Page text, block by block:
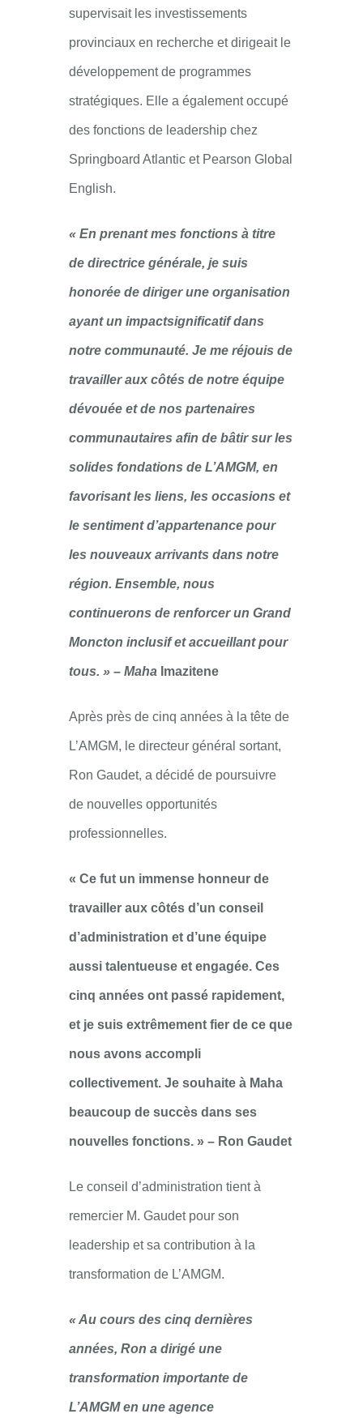
supervisait les investissements
provinciaux en recherche et dirigeait le
développement de programmes
stratégiques. Elle a également occupé
des fonctions de leadership chez
Springboard Atlantic et Pearson Global
English.
« En prenant mes fonctions à titre
de directrice générale, je suis
honorée de diriger une organisation
ayant un impactsignificatif dans
notre communauté. Je me réjouis de
travailler aux côtés de notre équipe
dévouée et de nos partenaires
communautaires afin de bâtir sur les
solides fondations de L’AMGM, en
favorisant les liens, les occasions et
le sentiment d’appartenance pour
les nouveaux arrivants dans notre
région. Ensemble, nous
continuerons de renforcer un Grand
Moncton inclusif et accueillant pour
tous. » – Maha Imazitene
Après près de cinq années à la tête de
L’AMGM, le directeur général sortant,
Ron Gaudet, a décidé de poursuivre
de nouvelles opportunités
professionnelles.
« Ce fut un immense honneur de
travailler aux côtés d’un conseil
d’administration et d’une équipe
aussi talentueuse et engagée. Ces
cinq années ont passé rapidement,
et je suis extrêmement fier de ce que
nous avons accompli
collectivement. Je souhaite à Maha
beaucoup de succès dans ses
nouvelles fonctions. » – Ron Gaudet
Le conseil d’administration tient à
remercier M. Gaudet pour son
leadership et sa contribution à la
transformation de L’AMGM.
« Au cours des cinq dernières
années, Ron a dirigé une
transformation importante de
L’AMGM en une agence